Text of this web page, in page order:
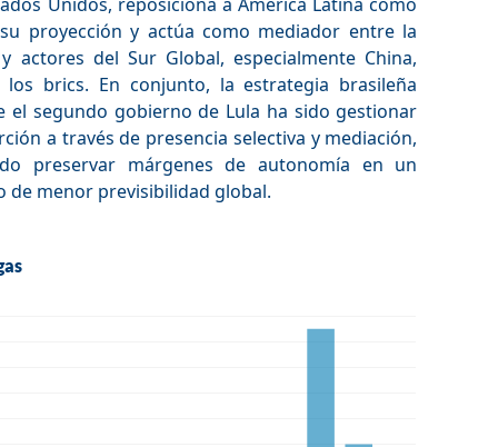
proyección y actúa como mediador entre la
actores del Sur Global, especialmente China,
brics. En conjunto, la estrategia brasileña
el segundo gobierno de Lula ha sido gestionar
a través de presencia selectiva y mediación,
preservar márgenes de autonomía en un
de menor previsibilidad global.